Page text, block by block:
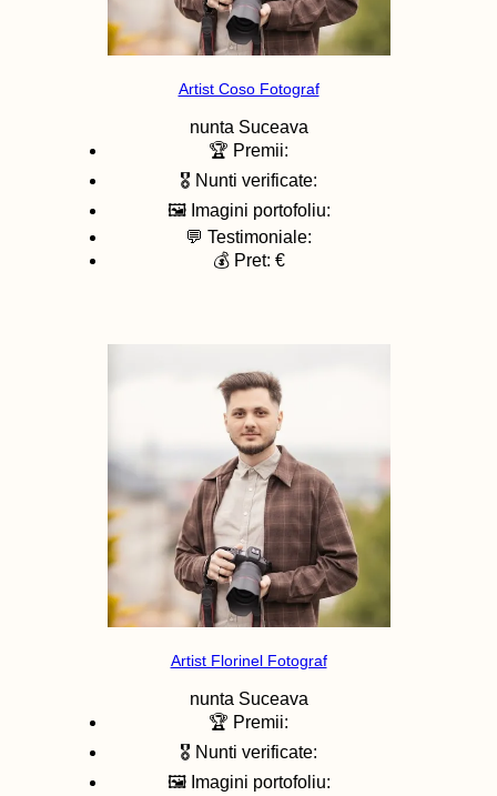
Artist Coso Fotograf
nunta Suceava
🏆 Premii:
🎖️ Nunti verificate:
🖼️ Imagini portofoliu:
💬 Testimoniale:
💰 Pret: €
Artist Florinel Fotograf
nunta Suceava
🏆 Premii:
🎖️ Nunti verificate:
🖼️ Imagini portofoliu: